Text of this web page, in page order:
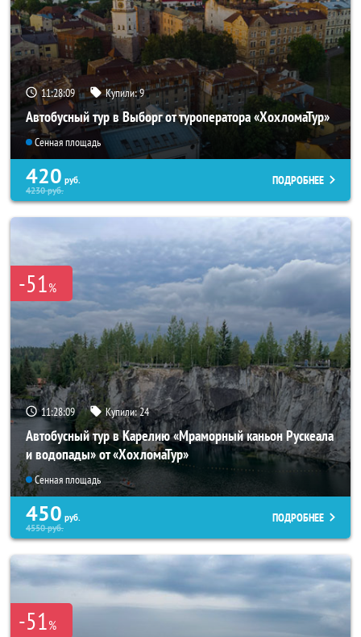
11:28:07 Купили:9
Автобусный тур в Выборг от туроператора «ХохломаТур»
Сенная площадь
420 руб.
4230руб.
ПОДРОБНЕЕ
-51%
11:28:07 Купили:24
Автобусный тур в Карелию «Мраморный каньон Рускеала
и водопады» от «ХохломаТур»
Сенная площадь
450 руб.
4550руб.
ПОДРОБНЕЕ
-51%